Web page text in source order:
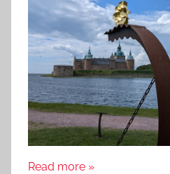
Read more »